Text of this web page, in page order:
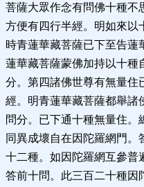
菩薩大眾作念有問佛十種不
方便有四行半經。明如來以
時青蓮華藏菩薩已下至告蓮
蓮華藏菩薩蒙佛加持以十種
分。第四諸佛世尊有無量住
經。明青蓮華藏菩薩都舉諸
問分。已下通十種無量住。
同異成壞自在因陀羅網門。
十二種。如因陀羅網互參普
答前十問。此三百二十種因